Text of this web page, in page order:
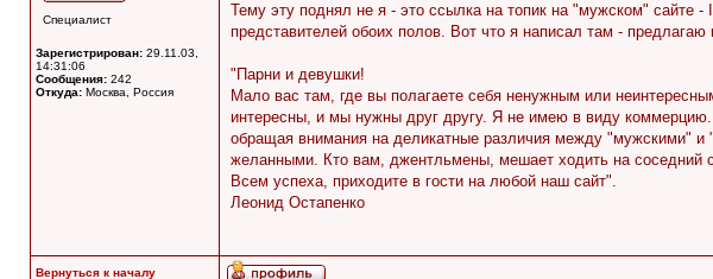
Специалист
Зарегистрирован: 29.11.03,
14:31:06
Сообщения: 242
Откуда: Москва, Россия
Тему эту поднял не я - это ссылка на топик на "мужском" сайте
представителей обоих полов. Вот что я написал там -
"Парни и девушки!
Мало вас там, где вы полагаете себя ненужным или
интересны, и мы нужны друг другу. Я не имею в виду
обращая внимания на деликатные различия между "мужскими"
желанными. Кто вам, джентльмены, мешает ходить на соседний
Всем успеха, приходите в гости на любой наш сайт".
Леонид Остапенко
Вернуться к началу